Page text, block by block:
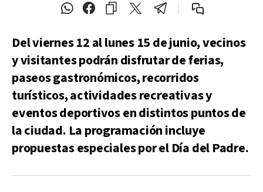
Del viernes 12 al lunes 15 de junio, vecinos
y visitantes podrán disfrutar de ferias,
paseos gastronómicos, recorridos
turísticos, actividades recreativas y
eventos deportivos en distintos puntos de
la ciudad. La programación incluye
propuestas especiales por el Día del Padre.